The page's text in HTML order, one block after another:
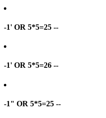
-1' OR 5*5=25 --
-1' OR 5*5=26 --
-1" OR 5*5=25 --